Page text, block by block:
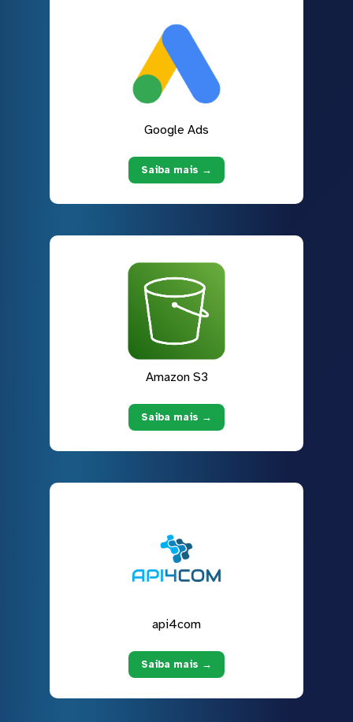
Google Ads
Saiba mais →
Amazon S3
Saiba mais →
api4com
Saiba mais →